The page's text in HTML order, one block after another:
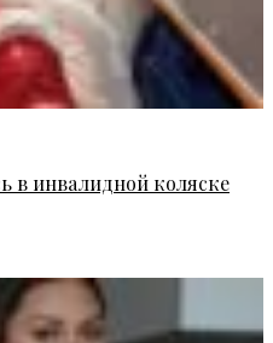
в инвалидной коляске